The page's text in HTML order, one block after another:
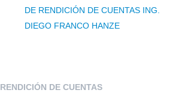
DE RENDICIÓN DE CUENTAS ING.
DIEGO FRANCO HANZE
RENDICIÓN DE CUENTAS